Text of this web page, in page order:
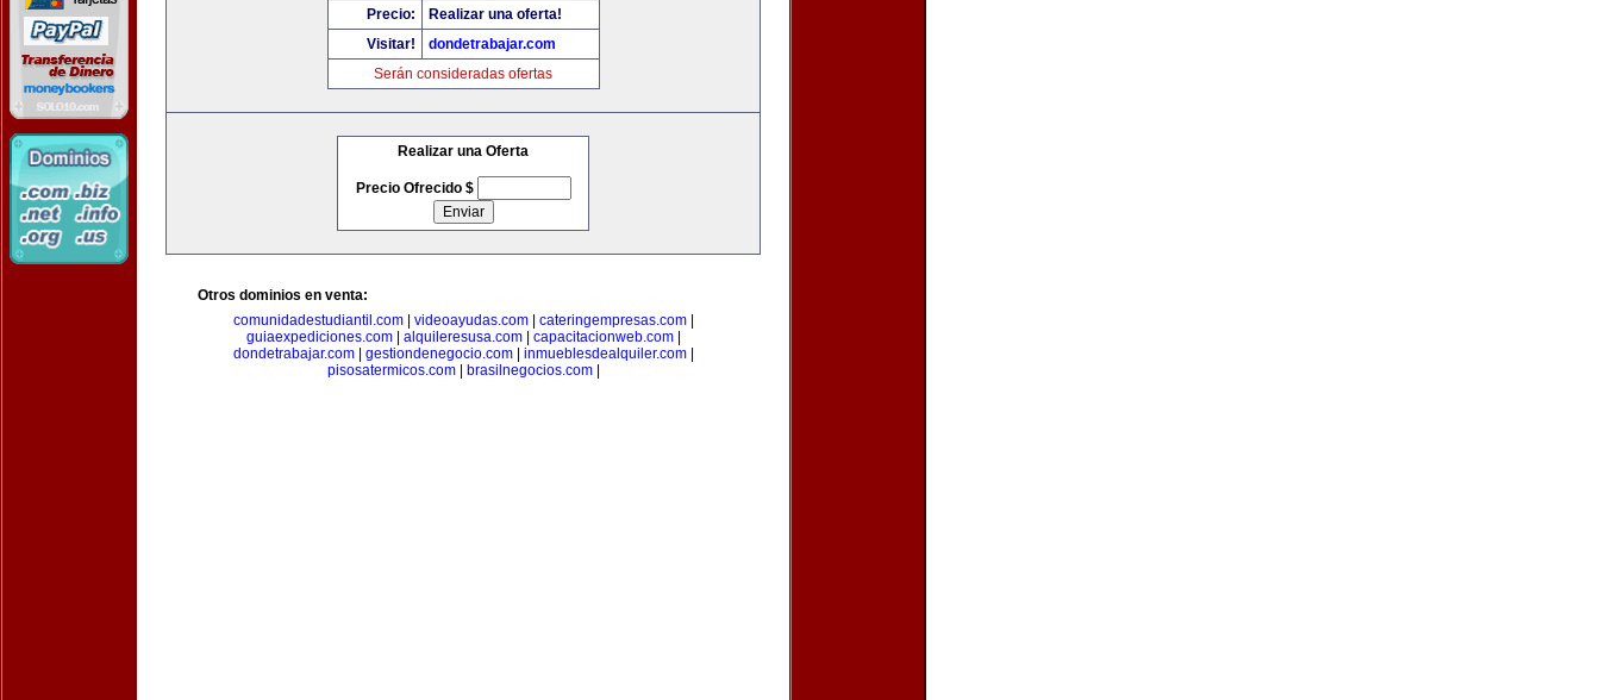
Precio:
Realizar una oferta!
Visitar!
dondetrabajar.com
Serán consideradas ofertas
Realizar una Oferta
Precio Ofrecido $
Otros dominios en venta:
comunidadestudiantil.com| videoayudas.com| cateringempresas.com|
guiaexpediciones.com| alquileresusa.com| capacitacionweb.com|
dondetrabajar.com| gestiondenegocio.com| inmueblesdealquiler.com|
pisosatermicos.com| brasilnegocios.com|